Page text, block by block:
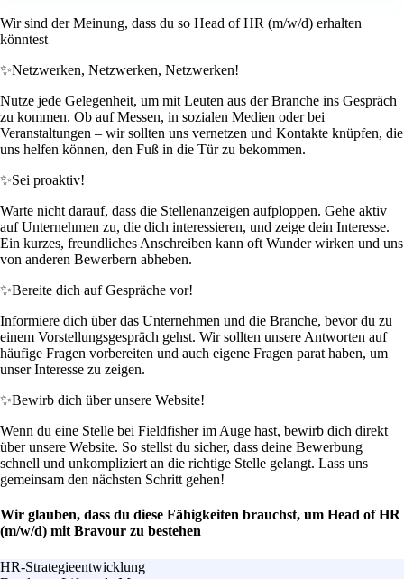
Wir sind der Meinung, dass du so Head of HR (m/w/d) erhalten
könntest
✨Netzwerken, Netzwerken, Netzwerken!
Nutze jede Gelegenheit, um mit Leuten aus der Branche ins Gespräch
zu kommen. Ob auf Messen, in sozialen Medien oder bei
Veranstaltungen – wir sollten uns vernetzen und Kontakte knüpfen, die
uns helfen können, den Fuß in die Tür zu bekommen.
✨Sei proaktiv!
Warte nicht darauf, dass die Stellenanzeigen aufploppen. Gehe aktiv
auf Unternehmen zu, die dich interessieren, und zeige dein Interesse.
Ein kurzes, freundliches Anschreiben kann oft Wunder wirken und uns
von anderen Bewerbern abheben.
✨Bereite dich auf Gespräche vor!
Informiere dich über das Unternehmen und die Branche, bevor du zu
einem Vorstellungsgespräch gehst. Wir sollten unsere Antworten auf
häufige Fragen vorbereiten und auch eigene Fragen parat haben, um
unser Interesse zu zeigen.
✨Bewirb dich über unsere Website!
Wenn du eine Stelle bei Fieldfisher im Auge hast, bewirb dich direkt
über unsere Website. So stellst du sicher, dass deine Bewerbung
schnell und unkompliziert an die richtige Stelle gelangt. Lass uns
gemeinsam den nächsten Schritt gehen!
Wir glauben, dass du diese Fähigkeiten brauchst, um Head of HR
(m/w/d) mit Bravour zu bestehen
HR-Strategieentwicklung